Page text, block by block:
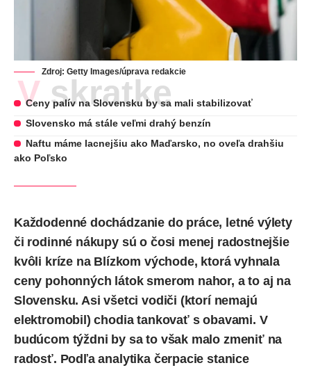
Zdroj: Getty Images/úprava redakcie
V skratke
Ceny palív na Slovensku by sa mali stabilizovať
Slovensko má stále veľmi drahý benzín
Naftu máme lacnejšiu ako Maďarsko, no oveľa drahšiu
ako Poľsko
Každodenné dochádzanie do práce, letné výlety
či rodinné nákupy sú o čosi menej radostnejšie
kvôli kríze na Blízkom východe, ktorá vyhnala
ceny pohonných látok smerom nahor, a to aj na
Slovensku. Asi všetci vodiči (ktorí nemajú
elektromobil ) chodia tankovať s obavami. V
budúcom týždni by sa to však malo zmeniť na
radosť. Podľa analytika čerpacie stanice